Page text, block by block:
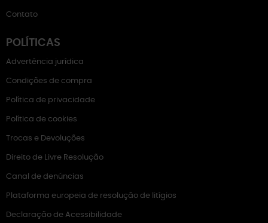
Contato
POLÍTICAS
Advertência jurídica
Condições de compra
Política de privacidade
Política de cookies
Trocas e Devoluções
Direito de Livre Resolução
Canal de denúncias
Plataforma europeia de resolução de litígios
Declaração de Acessibilidade